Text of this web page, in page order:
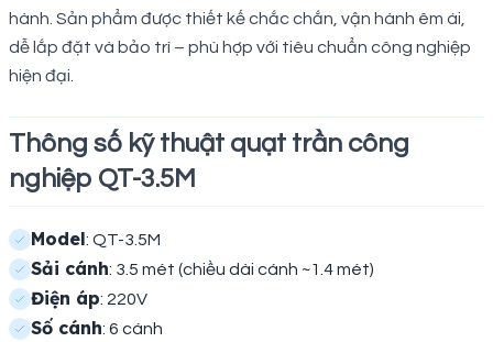
hành. Sản phẩm được thiết kế chắc chắn, vận hành êm ái,
dễ lắp đặt và bảo trì – phù hợp với tiêu chuẩn công nghiệp
hiện đại.
Thông số kỹ thuật quạt trần công
nghiệp QT-3.5M
Model: QT-3.5M
Sải cánh: 3.5 mét (chiều dài cánh ~1.4 mét)
Điện áp: 220V
Số cánh: 6 cánh